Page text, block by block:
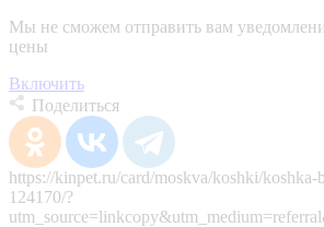
Мы не сможем отправить вам
цены
Включить
Поделиться
https://kinpet.ru/card/moskva/koshki/koshka-
124170/?